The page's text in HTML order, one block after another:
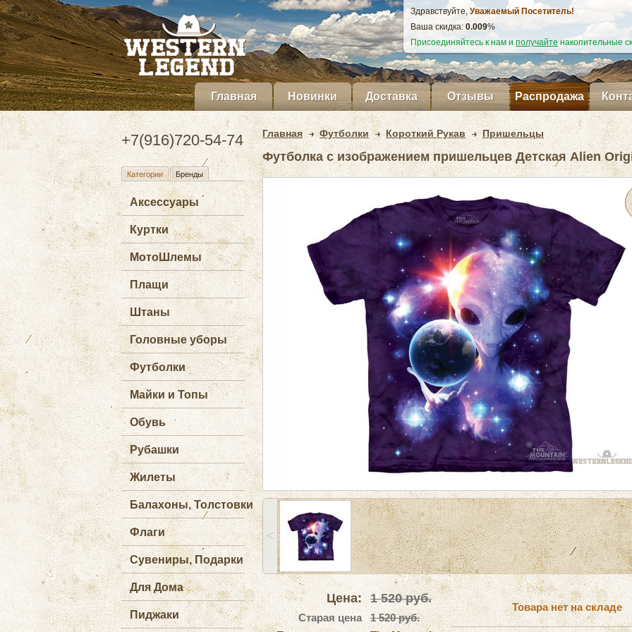
Здравствуйте, Уважаемый Посетитель!
Ваша скидка: 0.010%
Присоединяйтесь к нам и получайте накопительные
Главная Новинки Доставка Отзывы Распродажа
+7(916)720-54-74
Категории Бренды
Аксессуары
Куртки
МотоШлемы
Плащи
Штаны
Головные уборы
Футболки
Майки и Топы
Обувь
Рубашки
Жилеты
Балахоны, Толстовки
Флаги
Сувениры, Подарки
Для Дома
Пиджаки
Главная Футболки Короткий Рукав Пришельцы
Футболка с изображением пришельцев Детская Alien
˂
Цена: 1 520руб.
Старая цена
1 520 руб.
Товара нет на складе